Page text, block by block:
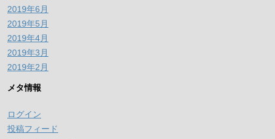
2019年6月
2019年5月
2019年4月
2019年3月
2019年2月
メタ情報
ログイン
投稿フィード